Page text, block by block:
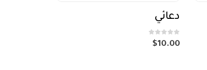
دعائي
0
out of 5
$10.00